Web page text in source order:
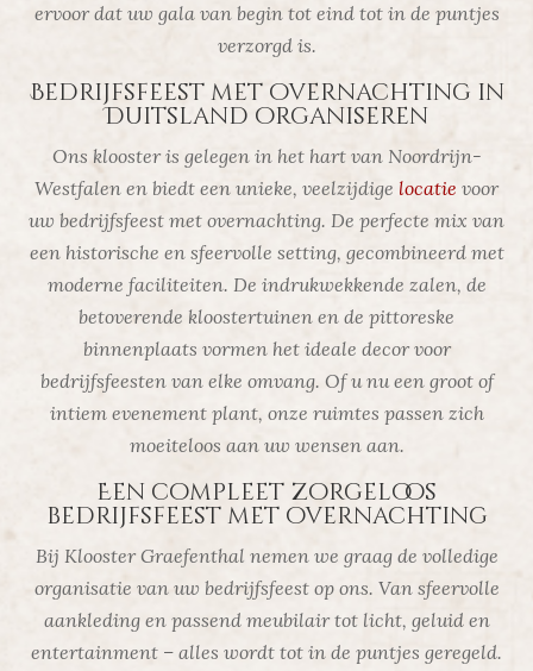
ervoor dat uw gala van begin tot eind tot in de puntjes
verzorgd is.
Bedrijfsfeest met overnachting in
Duitsland organiseren
Ons klooster is gelegen in het hart van Noordrijn-
Westfalen en biedt een unieke, veelzijdige locatie voor
uw bedrijfsfeest met overnachting. De perfecte mix van
een historische en sfeervolle setting, gecombineerd met
moderne faciliteiten. De indrukwekkende zalen, de
betoverende kloostertuinen en de pittoreske
binnenplaats vormen het ideale decor voor
bedrijfsfeesten van elke omvang. Of u nu een groot of
intiem evenement plant, onze ruimtes passen zich
moeiteloos aan uw wensen aan.
Een compleet zorgeloos
bedrijfsfeest met overnachting
Bij Klooster Graefenthal nemen we graag de volledige
organisatie van uw bedrijfsfeest op ons. Van sfeervolle
aankleding en passend meubilair tot licht, geluid en
entertainment – alles wordt tot in de puntjes geregeld.